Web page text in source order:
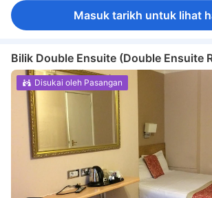
Masuk tarikh untuk lihat
Bilik Double Ensuite (Double Ensuite
Disukai oleh Pasangan